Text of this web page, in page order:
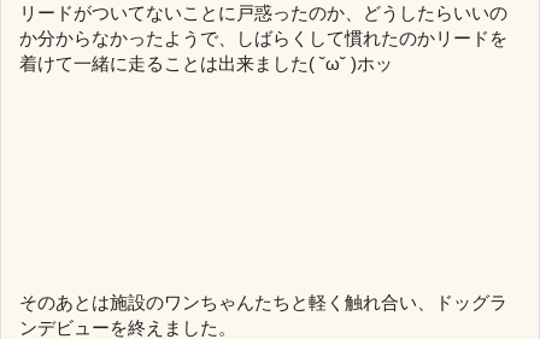
リードがついてないことに戸惑ったのか、どうしたらいいの
か分からなかったようで、しばらくして慣れたのかリードを
着けて一緒に走ることは出来ました( ˘ω˘ )ホッ
そのあとは施設のワンちゃんたちと軽く触れ合い、ドッグラ
ンデビューを終えました。